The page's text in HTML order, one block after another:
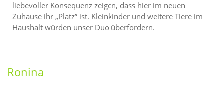
liebevoller Konsequenz zeigen, dass hier im neuen
Zuhause ihr „Platz” ist. Kleinkinder und weitere Tiere im
Haushalt würden unser Duo überfordern.
Ronina